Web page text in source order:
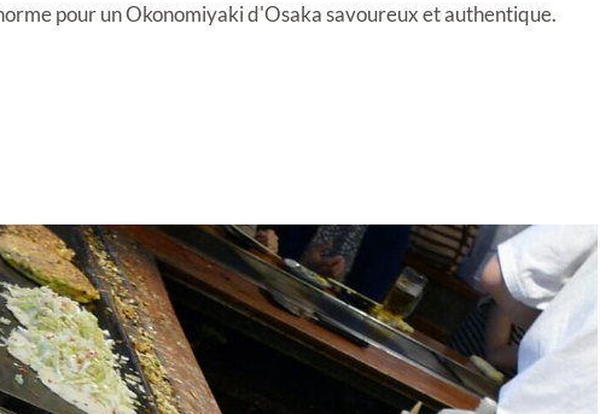
pour un Okonomiyaki d'Osaka savoureux et authentique.